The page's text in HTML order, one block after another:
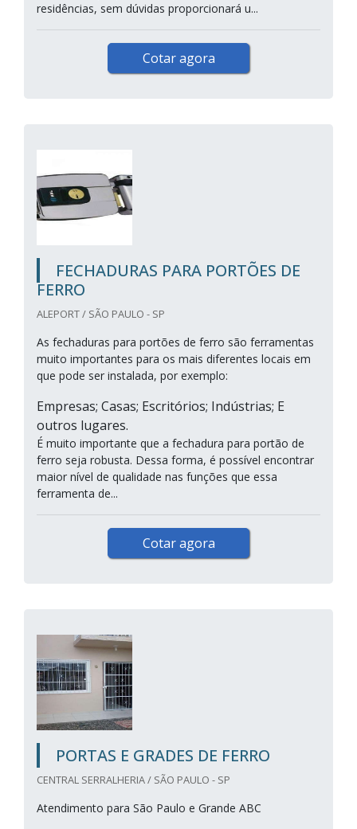
residências, sem dúvidas proporcionará u...
Cotar agora
FECHADURAS PARA PORTÕES DE
FERRO
ALEPORT / SÃO PAULO - SP
As fechaduras para portões de ferro são ferramentas
muito importantes para os mais diferentes locais em
que pode ser instalada, por exemplo:
Empresas; Casas; Escritórios; Indústrias; E
outros lugares.
É muito importante que a fechadura para portão de
ferro seja robusta. Dessa forma, é possível encontrar
maior nível de qualidade nas funções que essa
ferramenta de...
Cotar agora
PORTAS E GRADES DE FERRO
CENTRAL SERRALHERIA / SÃO PAULO - SP
Atendimento para São Paulo e Grande ABC